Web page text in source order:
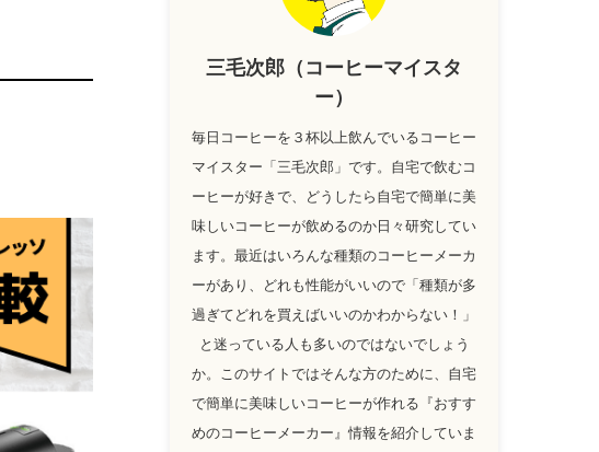
三毛次郎（コーヒーマイスタ
ー）
毎日コーヒーを３杯以上飲んでいるコーヒー
マイスター「三毛次郎」です。自宅で飲むコ
ーヒーが好きで、どうしたら自宅で簡単に美
味しいコーヒーが飲めるのか日々研究してい
ます。最近はいろんな種類のコーヒーメーカ
ーがあり、どれも性能がいいので「種類が多
過ぎてどれを買えばいいのかわからない！」
と迷っている人も多いのではないでしょう
か。このサイトではそんな方のために、自宅
で簡単に美味しいコーヒーが作れる『おすす
めのコーヒーメーカー』情報を紹介していま